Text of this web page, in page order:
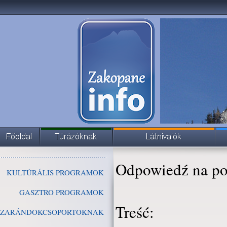
KULTÚRÁLIS PROGRAMOK
GASZTRO PROGRAMOK
ZARÁNDOKCSOPORTOKNAK
Odpowiedź na
Treść: